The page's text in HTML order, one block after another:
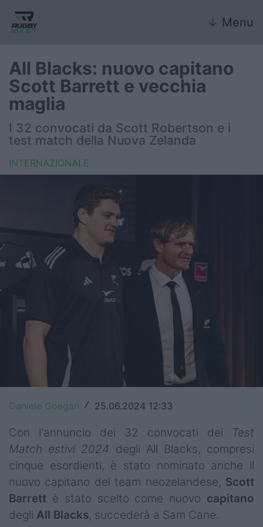
↓ Menu
Nazionale
Nazionali giovanili
FIR
United Rugby Championship
Premiership
Champions Cup
Challenge Cup
World Rugby
Rugby World Cup
Super Rugby
Rugby in TV
Mercato
Serie A Elite
All Blacks: nuovo capitano
Scott Barrett e vecchia
maglia
I 32 convocati da Scott Robertson e i
test match della Nuova Zelanda
INTERNAZIONALE
Daniele Goegan / 25.06.2024 12:33
Con l'annuncio dei 32 convocati dei Test
Match estivi 2024
degli All Blacks, compresi
cinque esordienti, è stato nominato anche il
nuovo capitano del team neozelandese, Scott
Barrett è stato scelto come nuovo capitano
degli All Blacks, succederà a Sam Cane.